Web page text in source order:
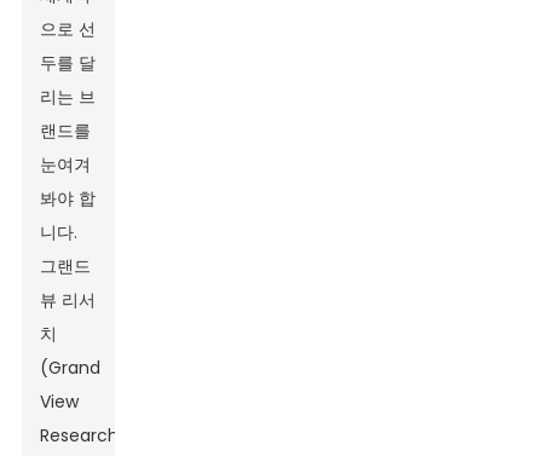
으로 선
두를 달
리는 브
랜드를
눈여겨
봐야 합
니다.
그랜드
뷰 리서
치
(Grand
View
Research)